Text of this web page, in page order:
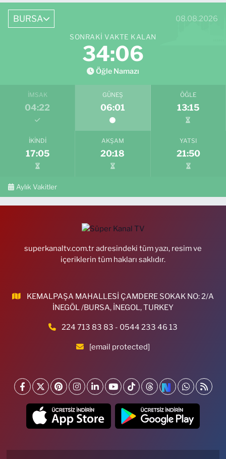
BURSA 08.08.2026
SONRAKI VAKTE KALAN
34:05
Öğle Namazı
İMSAK
04:22
GÜNEŞ
06:01
ÖĞLE
13:15
İKINDI
17:05
AKŞAM
20:18
YATSI
21:50
Aylık Vakitler
superkanaltv.com.tr adresindeki tüm yazı, resim ve
içeriklerin tüm hakları saklıdır.
KEMALPAŞA MAHALLESİ ÇAMDERE SOKAK NO: 2/A
İNEGÖL /BURSA, İNEGOL, TURKEY
224 713 83 83 - 0544 233 46 13
[email protected]